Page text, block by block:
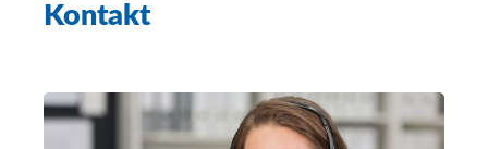
Kontakt